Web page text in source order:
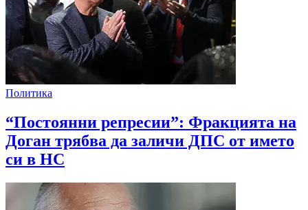
Политика
“Постоянни репресии”: Фракцията на
Доган трябва да заличи ДПС от името
си в НС